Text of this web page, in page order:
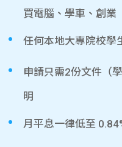
買電腦、學車、創業
任何本地大專院校學
申請只需2份文件（
明
月平息一律低至